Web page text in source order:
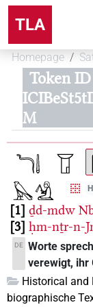
TLA
Homepage
Token ID
M
1 ḏd-mdw
3 ḥm-nṯr-n-
DE Worte
verewigt, ihr
Historical and
biographische